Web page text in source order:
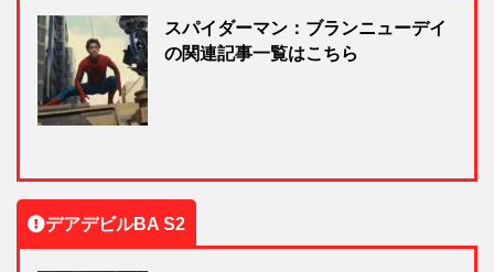
スパイダーマン：ブランニューデイ
の関連記事一覧はこちら
デアデビルBA S2